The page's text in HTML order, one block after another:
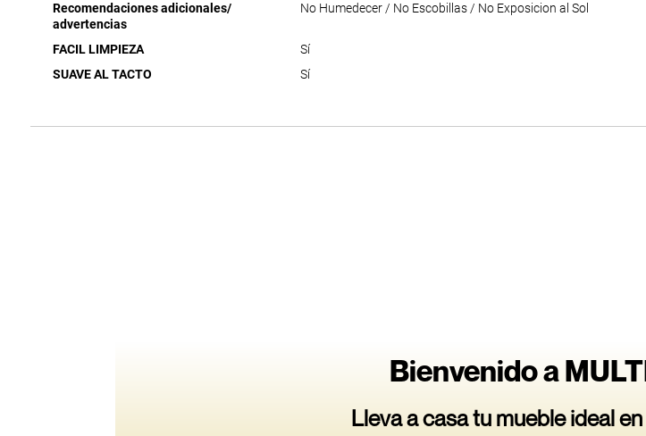
Recomendaciones adicionales/
advertencias
No Humedecer / No Escobillas / No Exposicion al Sol
FACIL LIMPIEZA
Sí
SUAVE AL TACTO
Sí